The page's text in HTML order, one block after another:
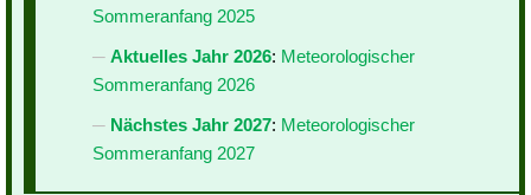
Sommeranfang 2025
Aktuelles Jahr 2026: Meteorologischer
Sommeranfang 2026
Nächstes Jahr 2027: Meteorologischer
Sommeranfang 2027